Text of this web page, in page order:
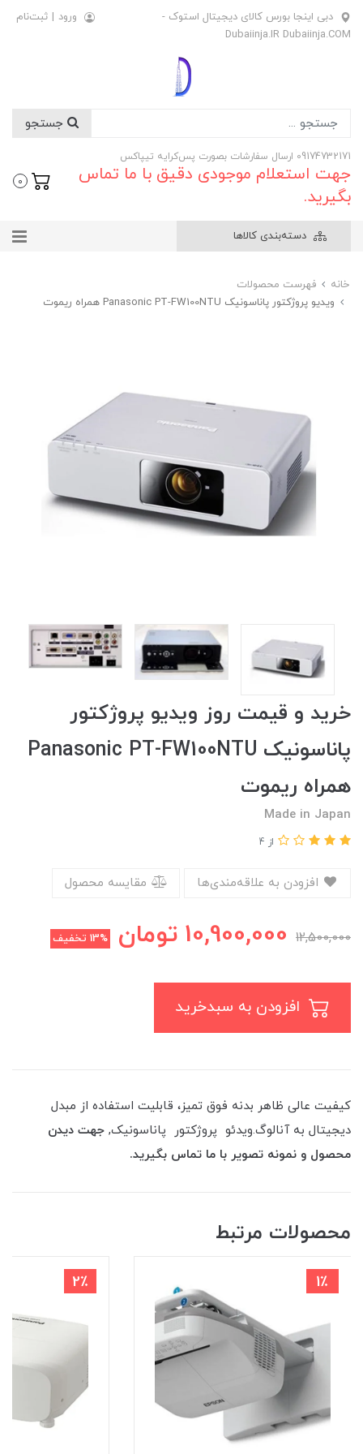
دبی اینجا بورس کالای دیجیتال استوک -
Dubaiinja.IR Dubaiinja.COM
ورود | ثبت‌نام
09174732171 ارسال سفارشات بصورت پس‌کرایه تیپاکس
جهت استعلام موجودی دقیق با ما تماس
بگیرید.
0
دسته‌بندی کالاها
خانه
فهرست محصولات
ویدیو پروژکتور پاناسونیک Panasonic PT-FW100NTU همراه ریموت
خرید و قیمت روز ویدیو پروژکتور
پاناسونیک Panasonic PT-FW100NTU
همراه ریموت
Made in Japan
از 4
مقایسه محصول
12,500,000
10,900,000 تومان 13% تخفیف
کیفیت عالی ظاهر بدنه فوق تمیز، قابلیت استفاده از مبدل
دیجیتال به آنالوگ.ویدئو پروژکتور پاناسونیک, جهت دیدن
محصول و نمونه تصویر با ما تماس بگیرید.
محصولات مرتبط
1٪ 2٪